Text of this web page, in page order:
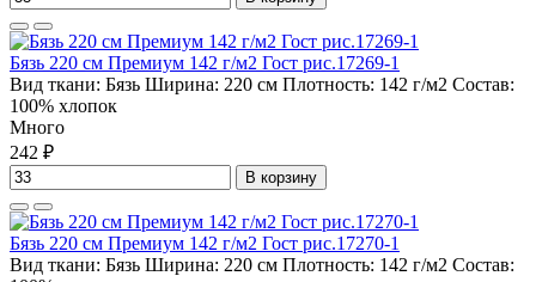
Бязь 220 см Премиум 142 г/м2 Гост рис.17269-1
Вид ткани: Бязь Ширина: 220 см Плотность: 142 г/м2 Состав:
100% хлопок
Много
242 ₽
В корзину
Бязь 220 см Премиум 142 г/м2 Гост рис.17270-1
Вид ткани: Бязь Ширина: 220 см Плотность: 142 г/м2 Состав: